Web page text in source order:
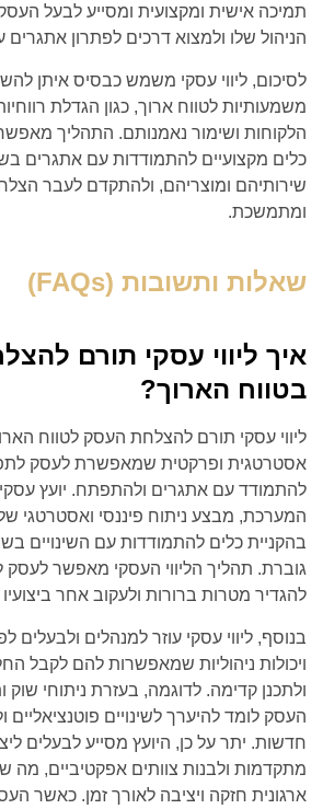
תמיכה אישית ומקצועית ומסייע לבעל
הניהול שלו ולמצוא דרכים לפתרון אתגרים
לסיכום, ליווי עסקי משמש כבסיס איתן
משמעותיות לטווח ארוך, כגון הגדלת
הלקוחות ושימור נאמנותם. התהליך
כלים מקצועיים להתמודדות עם אתגרים
שירותיהם ומוצריהם, ולהתקדם לעבר
ומתמשכת.
שאלות ותשובות (FAQs)
איך ליווי עסקי תורם
בטווח הארוך?
ליווי עסקי תורם להצלחת העסק לטווח
אסטרטגית ופרקטית שמאפשרת לעסק
להתמודד עם אתגרים ולהתפתח. יועץ
המערכת, מבצע ניתוח פיננסי ואסטרטגי
בהקניית כלים להתמודדות עם השינויים
גוברת. תהליך הליווי העסקי מאפשר לעסק
להגדיר מטרות ברורות ולעקוב אחר ביצועיו
בנוסף, ליווי עסקי עוזר למנהלים ולבעלים
ויכולות ניהוליות שמאפשרות להם לקבל
ולתכנן קדימה. לדוגמה, בעזרת ניתוחי שוק
העסק לומד להיערך לשינויים פוטנציאליים
חדשות. יתר על כן, היועץ מסייע לבעלים
מתקדמות ולבנות צוותים אפקטיביים, מה
ארגונית חזקה ויציבה לאורך זמן. כאשר